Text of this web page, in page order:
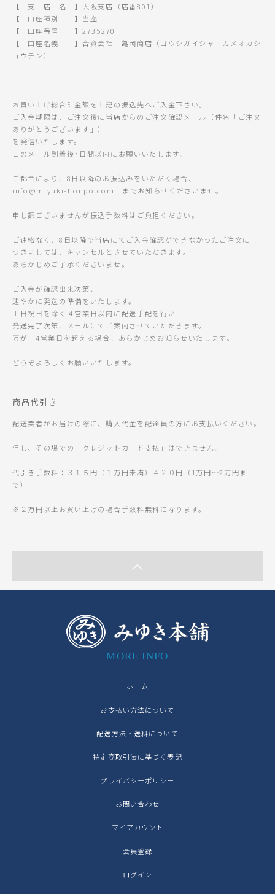
【 支 店 名 】大阪支店（店番801）
【 口座種別 】当座
【 口座番号 】2735270
【 口座名義 】合資会社 亀岡商店（ゴウシガイシャ カメオカシ
ョウテン）
お買い上げ総合計金額を上記の振込先へご入金下さい。
ご入金期限は、ご注文後に当店からのご注文確認メール（件名「ご注文
ありがとうございます」）
を発信いたします。
このメール到着後7日間以内にお願いいたします。
ご都合により、8日以降のお振込みをいただく場合、
info@miyuki-honpo.com までお知らせくださいませ。
申し訳ございませんが振込手数料はご負担ください。
ご連絡なく、8日以降で当店にてご入金確認ができなかったご注文に
つきましては、キャンセルとさせていただきます。
あらかじめご了承くださいませ。
ご入金が確認出来次第、
速やかに発送の準備をいたします。
土日祝日を除く４営業日以内に配送手配を行い
発送完了次第、メールにてご案内させていただきます。
万が一4営業日を超える場合、あらかじめお知らせいたします。
どうぞよろしくお願いいたします。
商品代引き
配送業者がお届けの際に、購入代金を配達員の方にお支払いください。
但し、その場での「クレジットカード支払」はできません。
代引き手数料：３１５円（１万円未満）４２０円（1万円～2万円ま
で）
※２万円以上お買い上げの場合手数料無料になります。
MORE INFO
ホーム
お支払い方法について
配送方法・送料について
特定商取引法に基づく表記
プライバシーポリシー
お問い合わせ
マイアカウント
会員登録
ログイン